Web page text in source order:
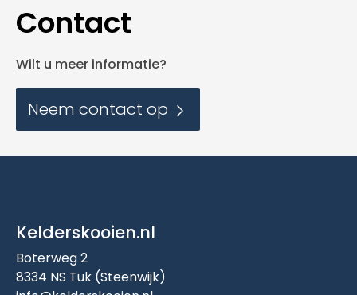
Contact
Wilt u meer informatie?
Neem contact op
Kelderskooien.nl
Boterweg 2
8334 NS Tuk (Steenwijk)